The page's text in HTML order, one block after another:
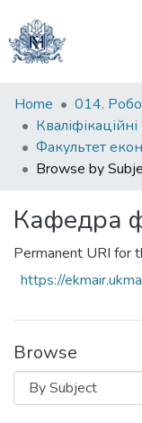
Communities
&
Collections
All of DSpace
Home
014.
Browse by
Кафедра
Permanent URI for
https://
Browse